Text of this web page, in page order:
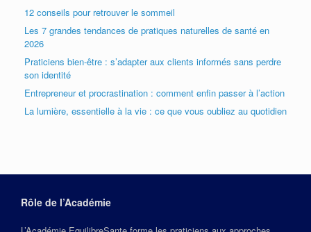
12 conseils pour retrouver le sommeil
Les 7 grandes tendances de pratiques naturelles de santé en
2026
Praticiens bien-être : s’adapter aux clients informés sans perdre
son identité
Entrepreneur et procrastination : comment enfin passer à l’action
La lumière, essentielle à la vie : ce que vous oubliez au quotidien
Rôle de l’Académie